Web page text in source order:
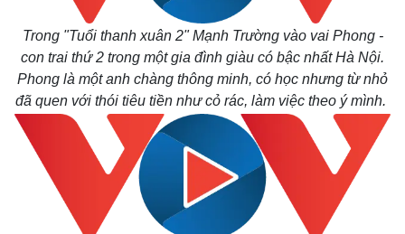
Khởi nghiệp
Tiêu dùng
Tỷ giá
Chứng khoán
Giá cà phê
Trong "Tuổi thanh xuân 2" Mạnh Trường vào vai Phong -
con trai thứ 2 trong một gia đình giàu có bậc nhất Hà Nội.
Phong là một anh chàng thông minh, có học nhưng từ nhỏ
đã quen với thói tiêu tiền như cỏ rác, làm việc theo ý mình.